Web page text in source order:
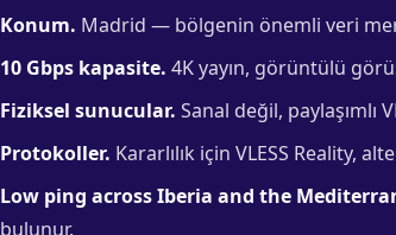
Konum. Madrid — bölgenin önemli veri
10 Gbps kapasite. 4K yayın, görüntülü
Fiziksel sunucular. Sanal değil, paylaşımlı
Protokoller. Kararlılık için VLESS Reality,
Low ping across Iberia and the
bulunur.